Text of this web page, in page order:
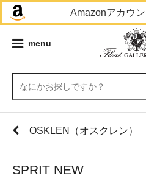
Amazonアカウ
menu
OSKLEN（オスクレン）
SPRIT NEW